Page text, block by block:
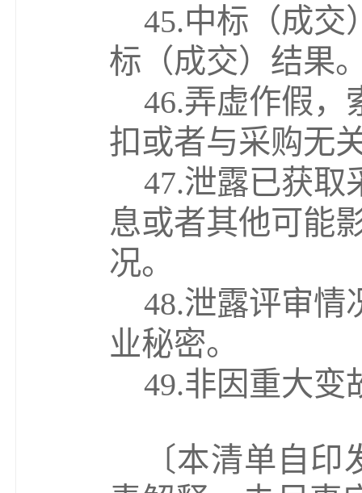
45.中标 （成交
标 （成交） 结果
46.弄虚作假，
扣或者与采购无
47.泄露已获取
息或者其他可能
况。
48.泄露评审情
业秘密。
49.非因重大变
〔本清单自印